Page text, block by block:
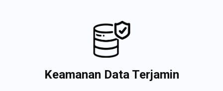
Keamanan Data Terjamin